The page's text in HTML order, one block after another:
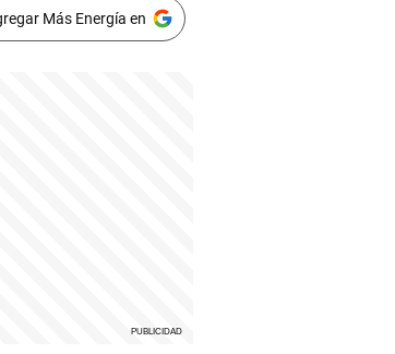
Más Energía en